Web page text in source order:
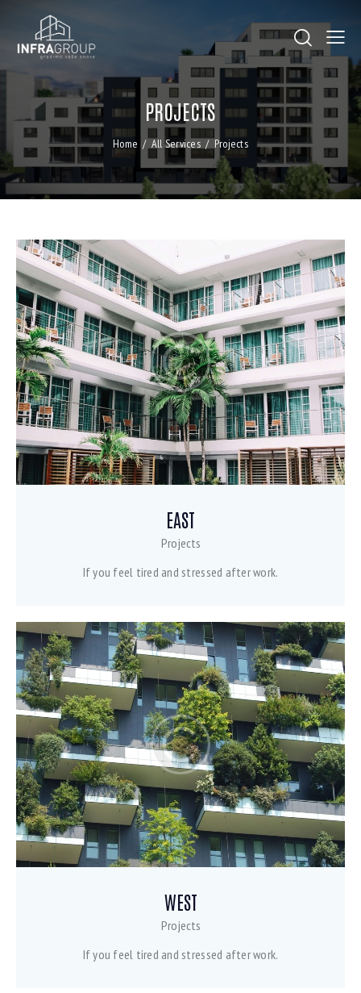
PROJECTS
Home All Services Projects
EAST
Projects
If you feel tired and stressed after work.
WEST
Projects
If you feel tired and stressed after work.